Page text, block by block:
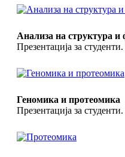
Анализа на структура и
Презентација за
Геномика и протеомика
Презентација за